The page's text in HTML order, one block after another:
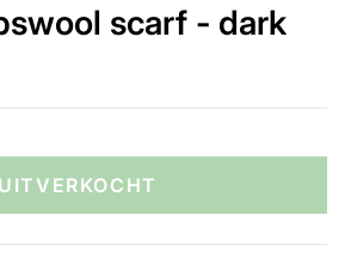
scarf - dark
UITVERKOCHT